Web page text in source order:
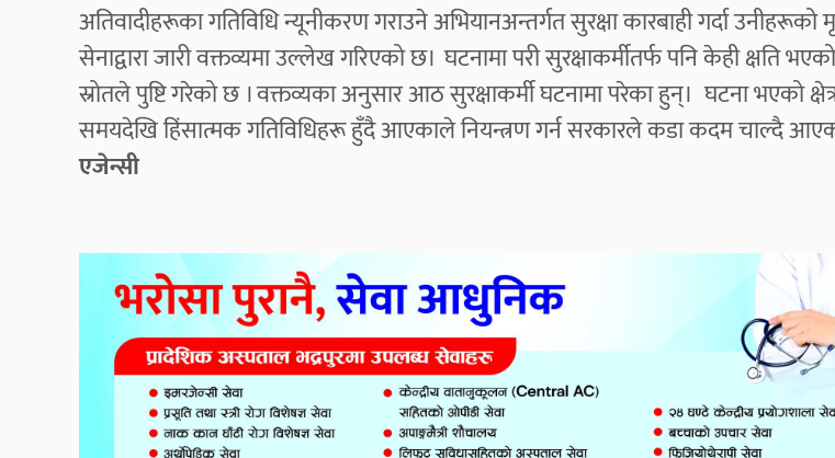
अतिवादीहरूका गतिविधि न्यूनीकरण गराउने अभियानअन्तर्गत सुरक्षा कारबाही गर्दा उनीहरूको
सेनाद्वारा जारी वक्तव्यमा उल्लेख गरिएको छ। घटनामा परी सुरक्षाकर्मीतर्फ पनि केही क्षति
स्रोतले पुष्टि गरेको छ । वक्तव्यका अनुसार आठ सुरक्षाकर्मी घटनामा परेका हुन्। घटना भएको
समयदेखि हिंसात्मक गतिविधिहरू हुँदै आएकाले नियन्त्रण गर्न सरकारले कडा कदम चाल्दै
एजेन्सी